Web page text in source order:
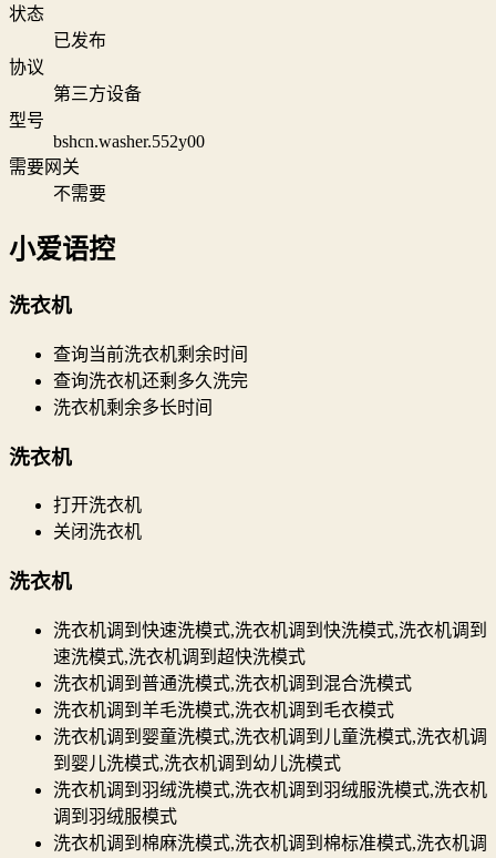
状态
已发布
协议
第三方设备
型号
bshcn.washer.552y00
需要网关
不需要
小爱语控
洗衣机
查询当前洗衣机剩余时间
查询洗衣机还剩多久洗完
洗衣机剩余多长时间
洗衣机
打开洗衣机
关闭洗衣机
洗衣机
洗衣机调到快速洗模式,洗衣机调到快洗模式,洗衣机调到
速洗模式,洗衣机调到超快洗模式
洗衣机调到普通洗模式,洗衣机调到混合洗模式
洗衣机调到羊毛洗模式,洗衣机调到毛衣模式
洗衣机调到婴童洗模式,洗衣机调到儿童洗模式,洗衣机调
到婴儿洗模式,洗衣机调到幼儿洗模式
洗衣机调到羽绒洗模式,洗衣机调到羽绒服洗模式,洗衣机
调到羽绒服模式
洗衣机调到棉麻洗模式,洗衣机调到棉标准模式,洗衣机调